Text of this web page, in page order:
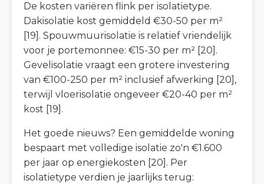
De kosten variëren flink per isolatietype.
Dakisolatie kost gemiddeld €30-50 per m²
[19]. Spouwmuurisolatie is relatief vriendelijk
voor je portemonnee: €15-30 per m² [20].
Gevelisolatie vraagt een grotere investering
van €100-250 per m² inclusief afwerking [20],
terwijl vloerisolatie ongeveer €20-40 per m²
kost [19].
Het goede nieuws? Een gemiddelde woning
bespaart met volledige isolatie zo'n €1.600
per jaar op energiekosten [20]. Per
isolatietype verdien je jaarlijks terug: